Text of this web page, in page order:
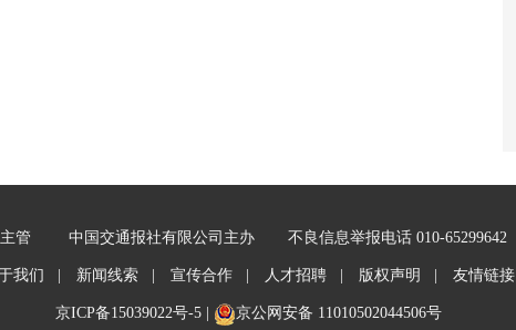
管 中国交通报社有限公司主办 不良信息举报电话 010-65299642
我们 | 新闻线索 | 宣传合作 | 人才招聘 | 版权声明 | 友情链接
京ICP备15039022号-5| 京公网安备 11010502044506号